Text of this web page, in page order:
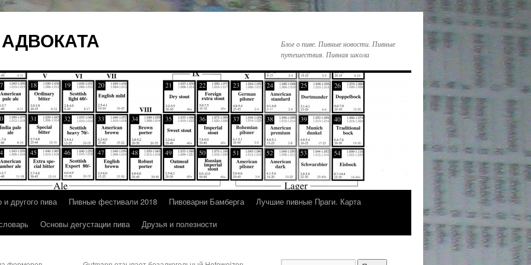
Блог о пиве. Пивные новости. Пивные
путешествия. Пивная школа
другого пива Пивные фестивали 2018 Пивоварни Бамберга
Лучшие пивные Праги. Карта
Основы дегустации пива Друзья и полезности